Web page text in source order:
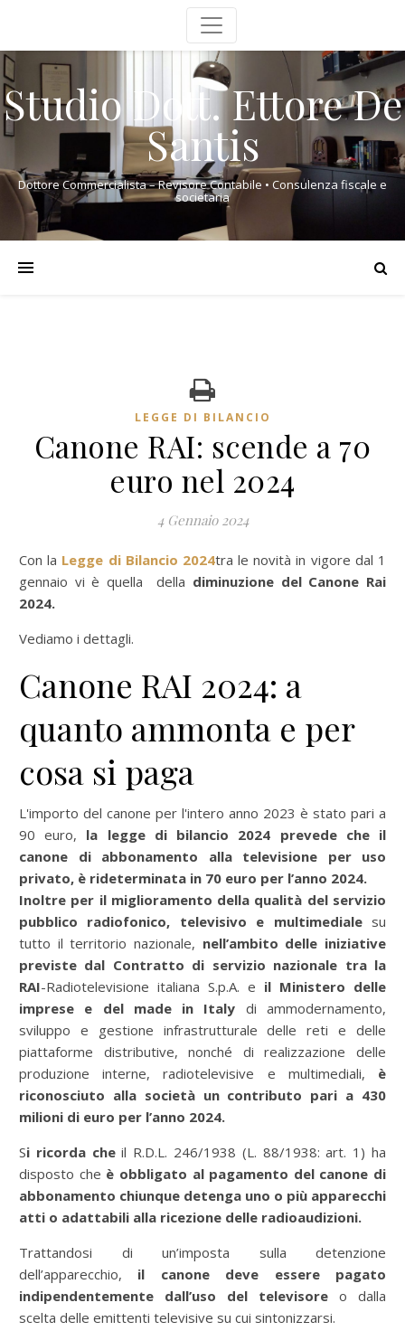
Studio Dott. Ettore De
Santis
Dottore Commercialista – Revisore Contabile • Consulenza fiscale e
societaria
LEGGE DI BILANCIO
Canone RAI: scende a 70
euro nel 2024
4 Gennaio 2024
Con la Legge di Bilancio 2024tra le novità in vigore dal 1
gennaio vi è quella della diminuzione del Canone Rai
2024.
Vediamo i dettagli.
Canone RAI 2024: a
quanto ammonta e per
cosa si paga
L'importo del canone per l'intero anno 2023 è stato pari a
90 euro, la legge di bilancio 2024 prevede che il
canone di abbonamento alla televisione per uso
privato, è rideterminata in 70 euro per l’anno 2024.
Inoltre per il miglioramento della qualità del servizio
pubblico radiofonico, televisivo e multimediale su
tutto il territorio nazionale, nell’ambito delle iniziative
previste dal Contratto di servizio nazionale tra la
RAI-Radiotelevisione italiana S.p.A. e il Ministero delle
imprese e del made in Italy di ammodernamento,
sviluppo e gestione infrastrutturale delle reti e delle
piattaforme distributive, nonché di realizzazione delle
produzione interne, radiotelevisive e multimediali, è
riconosciuto alla società un contributo pari a 430
milioni di euro per l’anno 2024.
Si ricorda cheil R.D.L. 246/1938 (L. 88/1938: art. 1) ha
disposto che è obbligato al pagamento del canone di
abbonamento chiunque detenga uno o più apparecchi
atti o adattabili alla ricezione delle radioaudizioni.
Trattandosi di un’imposta sulla detenzione
dell’apparecchio, il canone deve essere pagato
indipendentemente dall’uso del televisore o dalla
scelta delle emittenti televisive su cui sintonizzarsi.